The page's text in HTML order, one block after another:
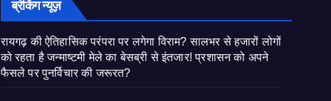
ब्रेकिंग न्यूज़
रायगढ़ की ऐतिहासिक परंपरा पर लगेगा विराम? सालभर से हजारों लोगों
को रहता है जन्माष्टमी मेले का बेसब्री से इंतजार! प्रशासन को अपने
फैसले पर पुनर्विचार की जरूरत?